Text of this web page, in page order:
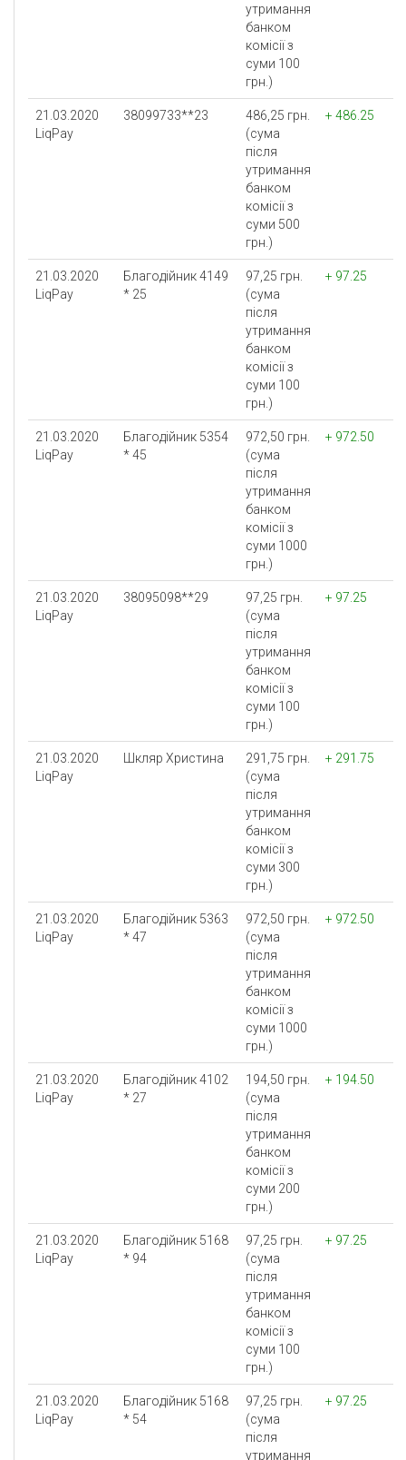
утримання
банком
комісії з
суми 100
грн.)
21.03.2020
LiqPay
38099733**23
486,25 грн.
(сума
після
утримання
банком
комісії з
суми 500
грн.)
+ 486.25
21.03.2020
LiqPay
Благодійник 4149
* 25
97,25 грн.
(сума
після
утримання
банком
комісії з
суми 100
грн.)
+ 97.25
21.03.2020
LiqPay
Благодійник 5354
* 45
972,50 грн.
(сума
після
утримання
банком
комісії з
суми 1000
грн.)
+ 972.50
21.03.2020
LiqPay
38095098**29
97,25 грн.
(сума
після
утримання
банком
комісії з
суми 100
грн.)
+ 97.25
21.03.2020
LiqPay
Шкляр Христина
291,75 грн.
(сума
після
утримання
банком
комісії з
суми 300
грн.)
+ 291.75
21.03.2020
LiqPay
Благодійник 5363
* 47
972,50 грн.
(сума
після
утримання
банком
комісії з
суми 1000
грн.)
+ 972.50
21.03.2020
LiqPay
Благодійник 4102
* 27
194,50 грн.
(сума
після
утримання
банком
комісії з
суми 200
грн.)
+ 194.50
21.03.2020
LiqPay
Благодійник 5168
* 94
97,25 грн.
(сума
після
утримання
банком
комісії з
суми 100
грн.)
+ 97.25
21.03.2020
LiqPay
Благодійник 5168
* 54
97,25 грн.
(сума
після
утримання
+ 97.25